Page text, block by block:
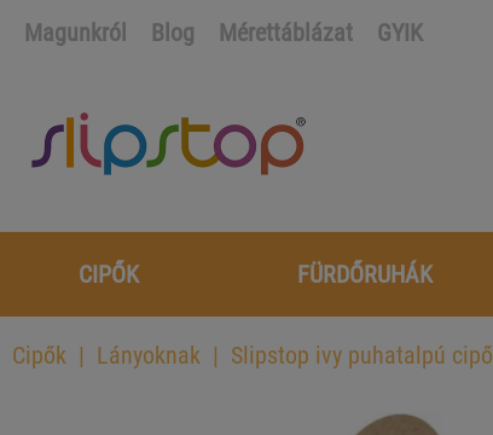
Magunkról Blog Mérettáblázat GYIK
CIPŐK FÜRDŐRUHÁK
Cipők Lányoknak Slipstop ivy puhatalpú cipő